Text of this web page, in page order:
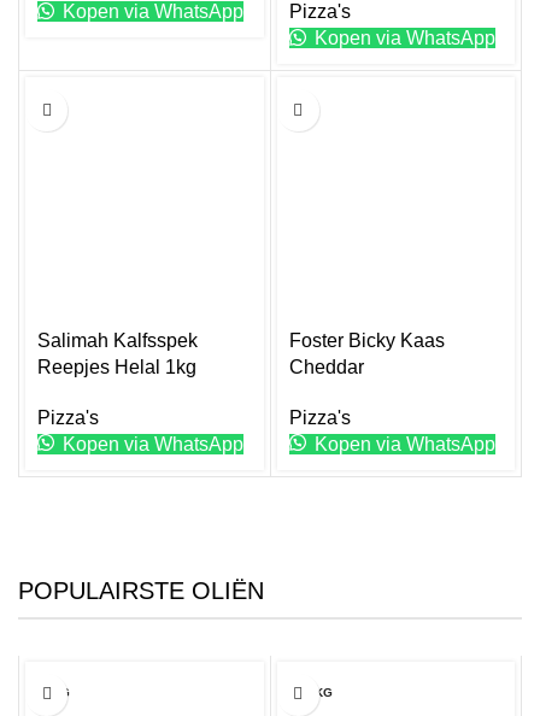
Kopen via WhatsApp
Pizza's
Kopen via WhatsApp
1KG
Salimah Kalfsspek
Reepjes Helal 1kg
Pizza's
Kopen via WhatsApp
Foster Bicky Kaas
Cheddar
Pizza's
Kopen via WhatsApp
POPULAIRSTE OLIËN
10KG 12.5KG